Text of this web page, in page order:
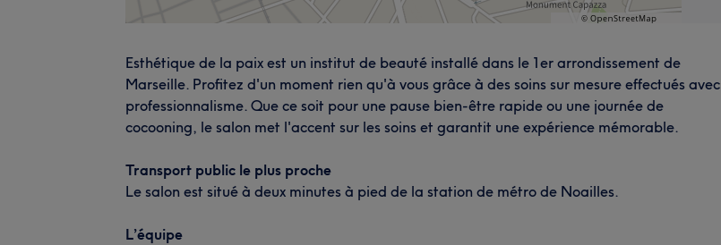
Esthétique de la paix est un institut de beauté installé dans le 1er arrondissement de
Marseille. Profitez d'un moment rien qu'à vous grâce à des soins sur mesure effectués avec
professionnalisme. Que ce soit pour une pause bien-être rapide ou une journée de
cocooning, le salon met l'accent sur les soins et garantit une expérience mémorable.
Transport public le plus proche
Le salon est situé à deux minutes à pied de la station de métro de Noailles.
L’équipe